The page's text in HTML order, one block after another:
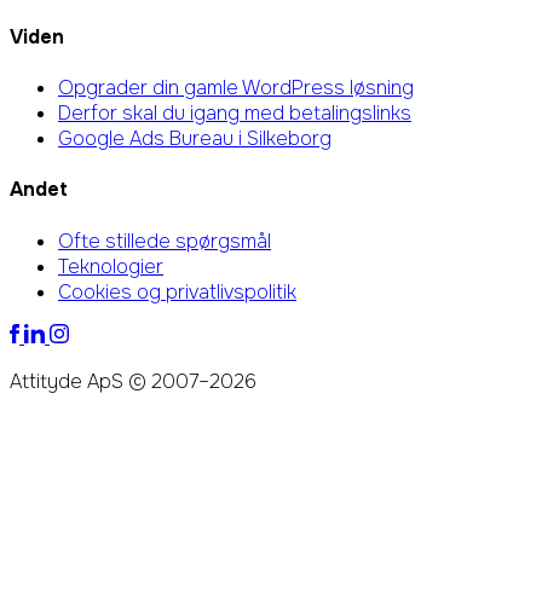
Viden
Opgrader din gamle WordPress løsning
Derfor skal du igang med betalingslinks
Google Ads Bureau i Silkeborg
Andet
Ofte stillede spørgsmål
Teknologier
Cookies og privatlivspolitik
Attityde ApS © 2007–2026